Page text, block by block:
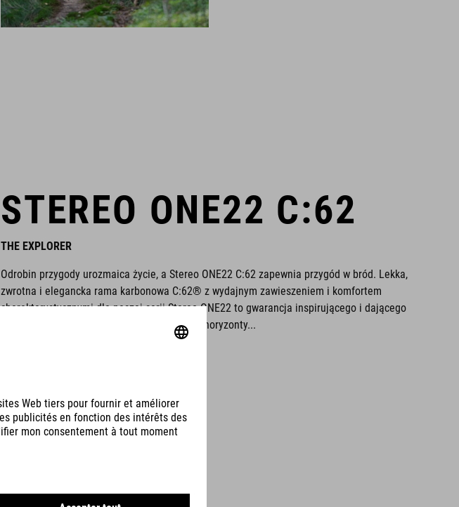
STEREO ONE22 C:62
THE EXPLORER
Odrobin przygody urozmaica życie, a Stereo ONE22 C:62 zapewnia przygód w bród. Lekka,
zwrotna i elegancka rama karbonowa C:62® z wydajnym zawieszeniem i komfortem
charakterystycznymi dla naszej serii Stereo ONE22 to gwarancja inspirującego i dającego
pewność siebie prowadzenia. Poszerz swoje horyzonty...
MODELE